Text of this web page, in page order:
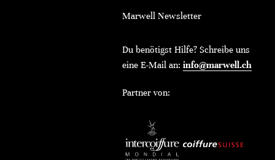
Marwell Newsletter
Du benötigst Hilfe? Schreibe uns
eine E-Mail an: info@marwell.ch
Partner von: